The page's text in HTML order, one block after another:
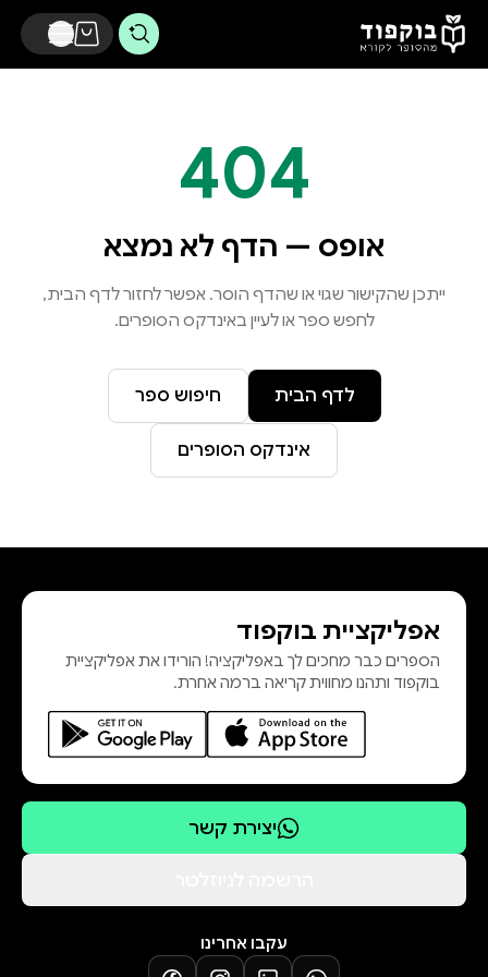
דלג לתוכן הראשי
404
אופס — הדף לא נמצא
ייתכן שהקישור שגוי או שהדף הוסר. אפשר לחזור לדף הבית,
לחפש ספר או לעיין באינדקס הסופרים.
לדף הבית חיפוש ספר
אינדקס הסופרים
אפליקציית בוקפוד
הספרים כבר מחכים לך באפליקציה! הורידו את אפליקציית
בוקפוד ותהנו מחווית קריאה ברמה אחרת.
יצירת קשר
עקבו אחרינו